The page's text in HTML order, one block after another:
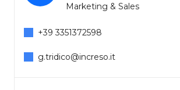
Marketing & Sales
+39 3351372598
g.tridico@increso.it